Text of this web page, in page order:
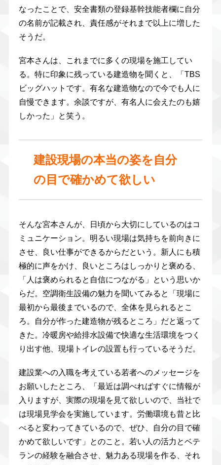
なったことで、安全書類の登録基幹技能者欄に自分
の名前が記載され、責任感がそれまで以上に増した
そうだ。
宮本さんは、これまでに多くの現場を施工してい
る。特に印象に残っている建造物を聞くと、「TBS
ビッグハットです。有名な建造物なので今でも人に
自慢できます。余談ですが、有名人に会えたのも嬉
しかった」と笑う。
建設現場の本当の姿を自分
の目で確かめて欲しい
そんな宮本さんが、日頃から大切にしているのはコ
ミュニケーション。明るい現場は気持ちを前向きに
させ、良い仕事ができるからだという。新人にも積
極的に声をかけ、良いところはしっかりと褒める、
「人は褒められると自信につながる」という思いか
らだ。空調衛生設備の魅力を聞いてみると「現場に
最初から最後までいるので、全体を見られるとこ
ろ。自分が作った建造物が残るところ」だと返って
きた。冷暖房や給排水設備で快適な生活環境をつく
り出す他、現場トイレの設置も行っているそうだ。
建設業への入職を考えている若者へのメッセージを
お願いしたところ、「最近は調べればすぐに情報が
入りますが、実際の現場を見て欲しいので、当社で
は現場見学会を実施しています。労働環境も昔と比
べると変わってきているので、ぜひ、自分の目で確
かめて欲しいです」とのこと。若い人の活力とベテ
ランの経験を融合させ、魅力ある現場を作る、それ